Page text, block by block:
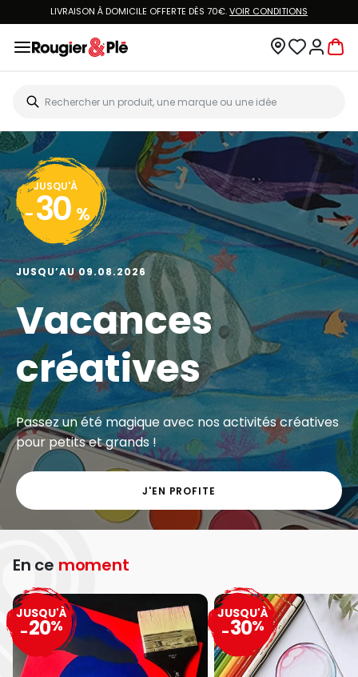
LIVRAISON À DOMICILE OFFERTE DÈS 70€.VOIR CONDITIONS
JUSQU'À
- 30 %
JUSQU’AU 09.08.2026
Vacances
créatives
Passez un été magique avec nos activités créatives
pour petits et grands !
J'EN PROFITE
En ce moment
JUSQU'À
-20%
JUSQU'À
-30%